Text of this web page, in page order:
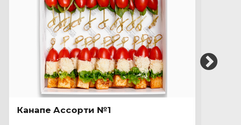
Канапе Ассорти №1